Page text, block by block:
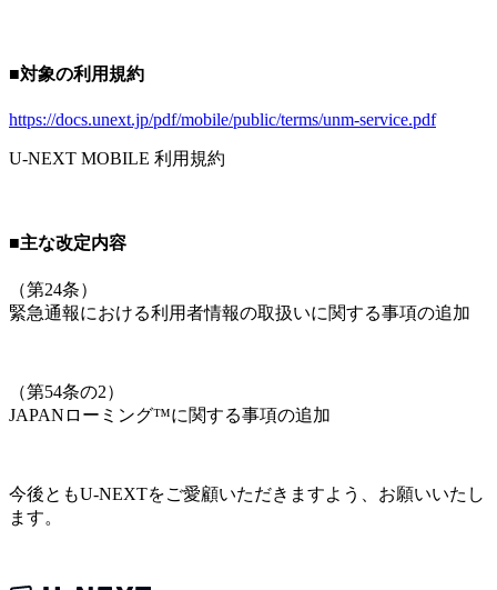
■対象の利用規約
https://docs.unext.jp/pdf/mobile/public/terms/unm-service.pdf
U-NEXT MOBILE 利用規約
■主な改定内容
（第24条）
緊急通報における利用者情報の取扱いに関する事項の追加
（第54条の2）
JAPANローミング™に関する事項の追加
今後ともU-NEXTをご愛顧いただきますよう、お願いいたし
ます。